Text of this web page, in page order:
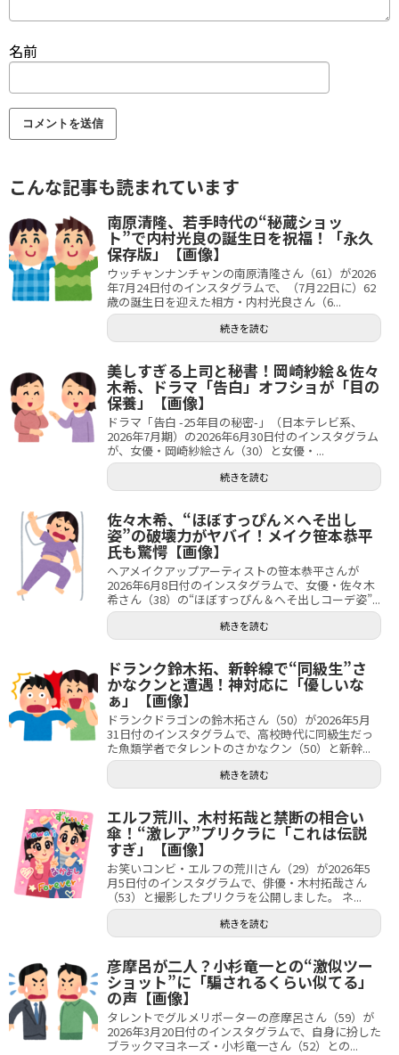
名前
こんな記事も読まれています
南原清隆、若手時代の“秘蔵ショッ
ト”で内村光良の誕生日を祝福！「永久
保存版」【画像】
ウッチャンナンチャンの南原清隆さん（61）が2026
年7月24日付のインスタグラムで、（7月22日に）62
歳の誕生日を迎えた相方・内村光良さん（6...
続きを読む
美しすぎる上司と秘書！岡崎紗絵＆佐々
木希、ドラマ「告白」オフショが「目の
保養」【画像】
ドラマ「告白 -25年目の秘密-」（日本テレビ系、
2026年7月期）の2026年6月30日付のインスタグラム
が、女優・岡崎紗絵さん（30）と女優・...
続きを読む
佐々木希、“ほぼすっぴん×へそ出し
姿”の破壊力がヤバイ！メイク笹本恭平
氏も驚愕【画像】
ヘアメイクアップアーティストの笹本恭平さんが
2026年6月8日付のインスタグラムで、女優・佐々木
希さん（38）の“ほぼすっぴん＆へそ出しコーデ姿”...
続きを読む
ドランク鈴木拓、新幹線で“同級生”さ
かなクンと遭遇！神対応に「優しいな
ぁ」【画像】
ドランクドラゴンの鈴木拓さん（50）が2026年5月
31日付のインスタグラムで、高校時代に同級生だっ
た魚類学者でタレントのさかなクン（50）と新幹...
続きを読む
エルフ荒川、木村拓哉と禁断の相合い
傘！“激レア”プリクラに「これは伝説
すぎ」【画像】
お笑いコンビ・エルフの荒川さん（29）が2026年5
月5日付のインスタグラムで、俳優・木村拓哉さん
（53）と撮影したプリクラを公開しました。 ネ...
続きを読む
彦摩呂が二人？小杉竜一との“激似ツー
ショット”に「騙されるくらい似てる」
の声【画像】
タレントでグルメリポーターの彦摩呂さん（59）が
2026年3月20日付のインスタグラムで、自身に扮した
ブラックマヨネーズ・小杉竜一さん（52）との...